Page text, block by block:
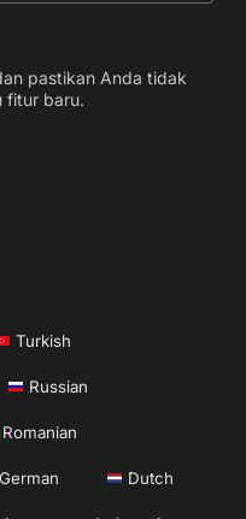
pastikan Anda tidak
fitur baru.
Turkish
Russian
Romanian
German Dutch